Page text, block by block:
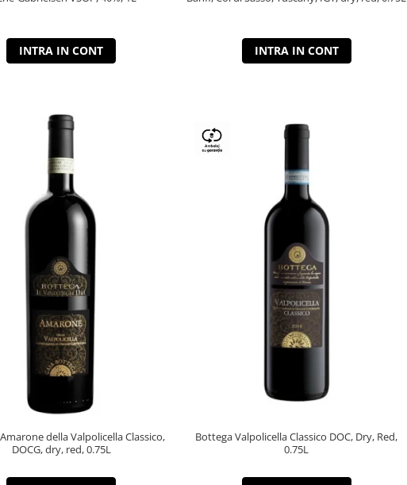
INTRA IN CONT INTRA IN CONT
della Valpolicella Classico,
DOCG, dry, red, 0.75L
Bottega Valpolicella Classico DOC, Dry, Red,
0.75L